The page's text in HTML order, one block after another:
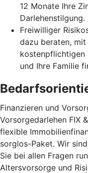
12 Monate Ihre
Darlehenstilgung.
Freiwilliger
dazu beraten,
kostenpflichtigen
und Ihre Familie
Finanzieren und
Vorsorgedarlehen FIX
flexible
sorglos-Paket. Wir
Sie bei allen Fragen
Altersvorsorge und